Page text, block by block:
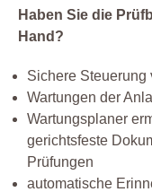
Haben Sie die
Hand?
Sichere Steuerung
Wartungen der
Wartungsplaner
gerichtsfeste
Prüfungen
automatische